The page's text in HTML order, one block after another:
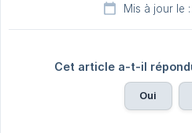
Mis à jour le
Cet article a-t-il
Oui